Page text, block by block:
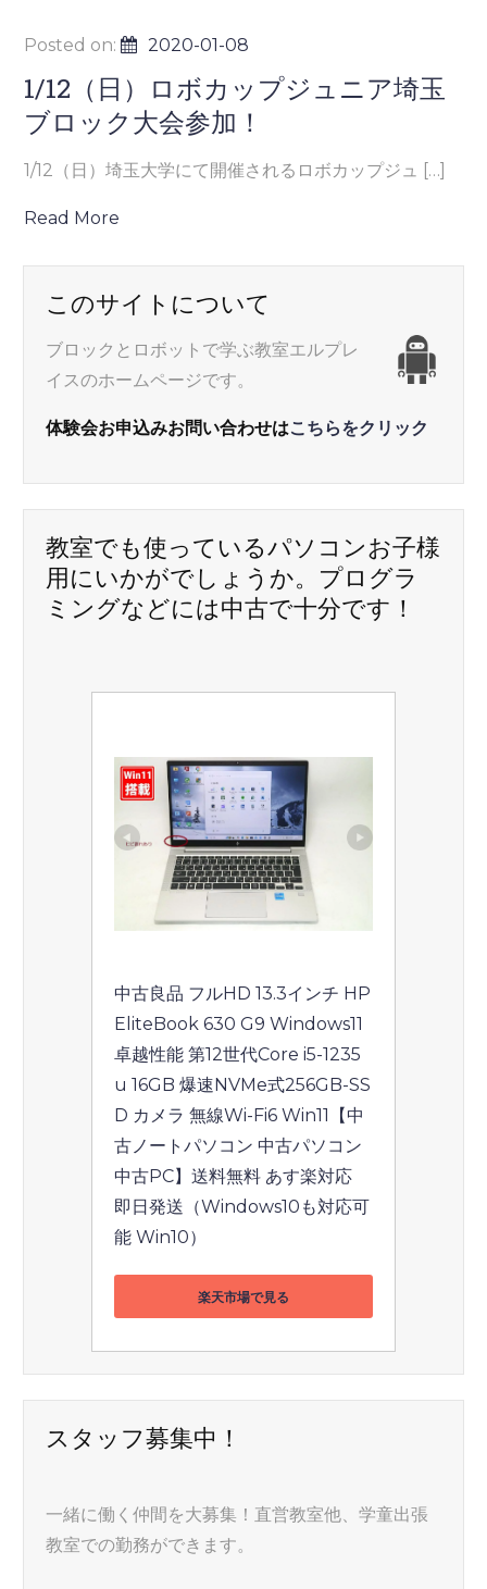
Posted on: 2020-01-08
1/12（日）ロボカップジュニア埼玉
ブロック大会参加！
1/12（日）埼玉大学にて開催されるロボカップジュ […]
Read More
このサイトについて
ブロックとロボットで学ぶ教室エルプレ
イスのホームページです。
体験会お申込みお問い合わせはこちらをクリック
教室でも使っているパソコンお子様
用にいかがでしょうか。プログラ
ミングなどには中古で十分です！
中古良品 フルHD 13.3インチ HP
EliteBook 630 G9 Windows11
卓越性能 第12世代Core i5-1235
u 16GB 爆速NVMe式256GB-SS
D カメラ 無線Wi-Fi6 Win11【中
古ノートパソコン 中古パソコン
中古PC】送料無料 あす楽対応
即日発送（Windows10も対応可
能 Win10）
楽天市場で見る
スタッフ募集中！
一緒に働く仲間を大募集！直営教室他、学童出張
教室での勤務ができます。